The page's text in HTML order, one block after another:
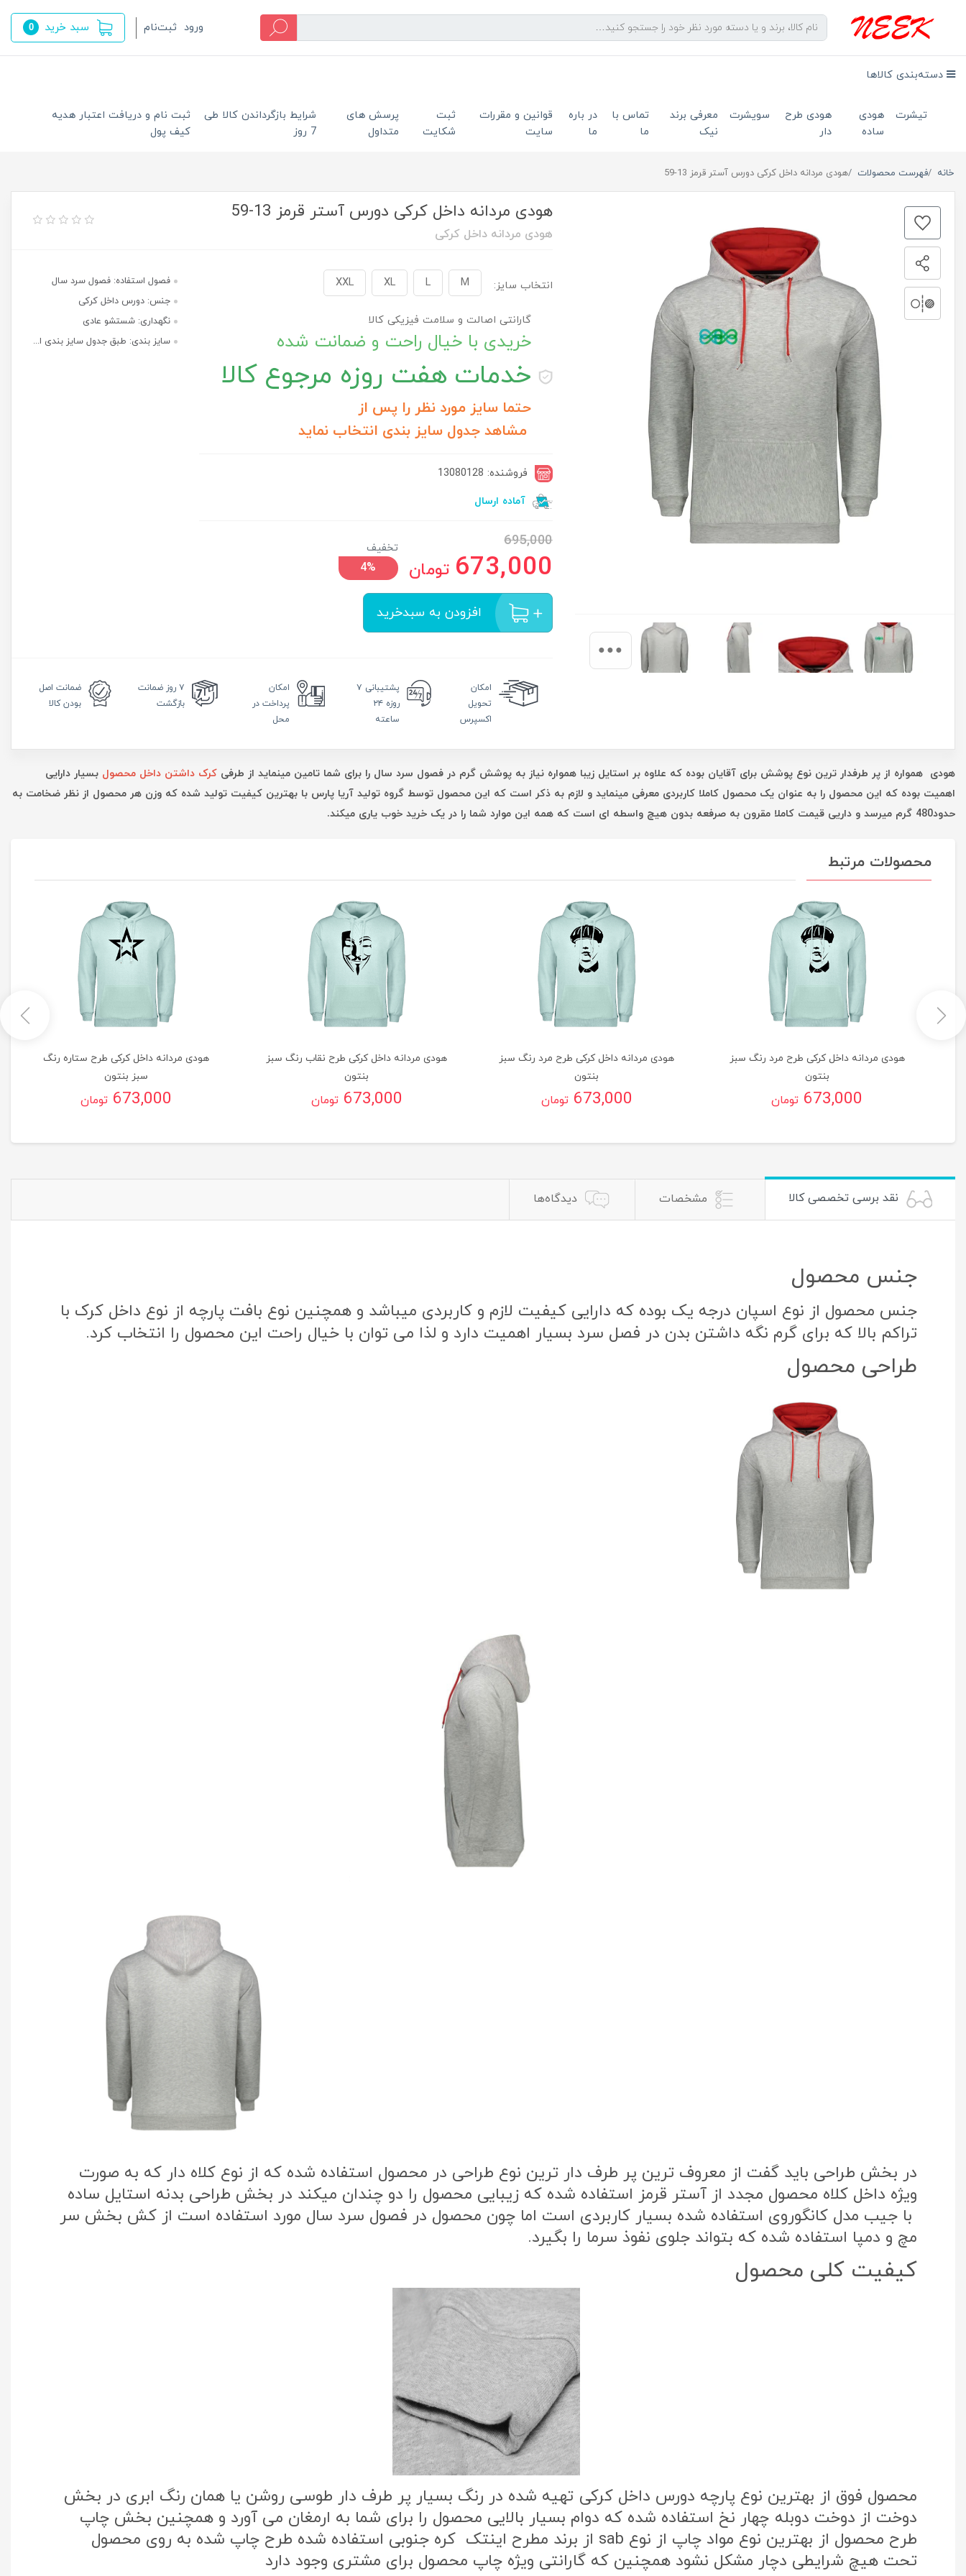
ورود ثبت‌نام سبد خرید 0
دسته‌بندی کالاها
تیشرت
هودی
ساده
هودی طرح
دار
سویشرت
معرفی برند
نیک
تماس با
ما
در باره
ما
قوانین و مقررات
سایت
ثبت
شکایت
پرسش های
متداول
شرایط بازگرداندن کالا طی
7 روز
ثبت نام و دریافت اعتبار هدیه
کیف پول
خانه فهرست محصولات هودی مردانه داخل کرکی دورس آستر قرمز 13-59
هودی مردانه داخل کرکی دورس آستر قرمز 13-59
هودی مردانه داخل کرکی
انتخاب سایز: M
L
XL
XXL
گارانتی اصالت و سلامت فیزیکی کالا
خریدی با خیال راحت و ضمانت شده
خدمات هفت روزه مرجوع کالا
حتما سایز مورد نظر را پس از
مشاهد جدول سایز بندی انتخاب نماید
فروشنده: 13080128
آماده ارسال
695,000
673,000 تومان
تخفیف
4%
افزودن به سبدخرید
فصول استفاده: فصول سرد سال
جنس: دورس داخل کرکی
نگهداری: شستشو عادی
سایز بندی: طبق جدول سایز بندی ا...
امکان
تحویل
اکسپرس
پشتیبانی ۷
روزه ۲۴
ساعته
امکان
پرداخت در
محل
۷ روز
ضمانت
بازگشت
ضمانت اصل
بودن کالا
هودی همواره از پر طرفدار ترین نوع پوشش برای آقایان بوده که علاوه بر استایل زیبا همواره نیاز به پوشش گرم در فصول سرد سال را برای شما تامین مینماید از طرفی کرک داشتن داخل محصول بسیار دارایی
اهمیت بوده که این محصول را به عنوان یک محصول کاملا کاربردی معرفی مینماید و لازم به ذکر است که این محصول توسط گروه تولید آریا پارس با بهترین کیفیت تولید شده که وزن هر محصول از نظر ضخامت به
حدود480 گرم میرسد و داریی قیمت کاملا مقرون به صرفعه بدون هیچ واسطه ای است که همه این موارد شما را در یک خرید خوب یاری میکند.
محصولات مرتبط
هودی مردانه داخل کرکی طرح مرد رنگ سبز
بنتون
673,000 تومان
هودی مردانه داخل کرکی طرح مرد رنگ سبز
بنتون
673,000 تومان
هودی مردانه داخل کرکی طرح نقاب رنگ سبز
بنتون
673,000 تومان
هودی مردانه داخل کرکی طرح ستاره رنگ
سبز بنتون
673,000 تومان
نقد برسی تخصصی کالا مشخصات دیدگاه‌ها
جنس محصول
جنس محصول از نوع اسپان درجه یک بوده که دارایی کیفیت لازم و کاربردی میباشد و همچنین نوع بافت پارچه از نوع داخل کرک با
تراکم بالا که برای گرم نگه داشتن بدن در فصل سرد بسیار اهمیت دارد و لذا می توان با خیال راحت این محصول را انتخاب کرد.
طراحی محصول
در بخش طراحی باید گفت از معروف ترین پر طرف دار ترین نوع طراحی در محصول استفاده شده که از نوع کلاه دار که به صورت
ویژه داخل کلاه محصول مجدد از آستر قرمز استفاده شده که زیبایی محصول را دو چندان میکند در بخش طراحی بدنه استایل ساده
با جیب مدل کانگوروی استفاده شده بسیار کاربردی است اما چون محصول در فصول سرد سال مورد استفاده است از کش بخش سر
مچ و دمپا استفاده شده که بتواند جلوی نفوذ سرما را بگیرد.
کیفیت کلی محصول
محصول فوق از بهترین نوع پارچه دورس داخل کرکی تهیه شده در رنگ بسیار پر طرف دار طوسی روشن یا همان رنگ ابری در بخش
دوخت از دوخت دوبله چهار نخ استفاده شده که دوام بسیار بالایی محصول را برای شما به ارمغان می آورد و همچنین بخش چاپ
طرح محصول از بهترین نوع مواد چاپ از نوع sab از برند مطرح اینتک کره جنوبی استفاده شده طرح چاپ شده به روی محصول
تحت هیچ شرایطی دچار مشکل نشود همچنین که گارانتی ویژه چاپ محصول برای مشتری وجود دارد